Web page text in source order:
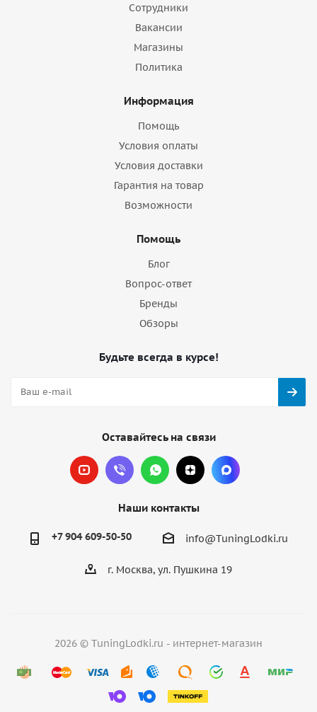
Сотрудники
Вакансии
Магазины
Политика
Информация
Помощь
Условия оплаты
Условия доставки
Гарантия на товар
Возможности
Помощь
Блог
Вопрос-ответ
Бренды
Обзоры
Будьте всегда в курсе!
Оставайтесь на связи
Наши контакты
+7 904 609-50-50 info@TuningLodki.ru
г. Москва, ул. Пушкина 19
2026 © TuningLodki.ru - интернет-магазин